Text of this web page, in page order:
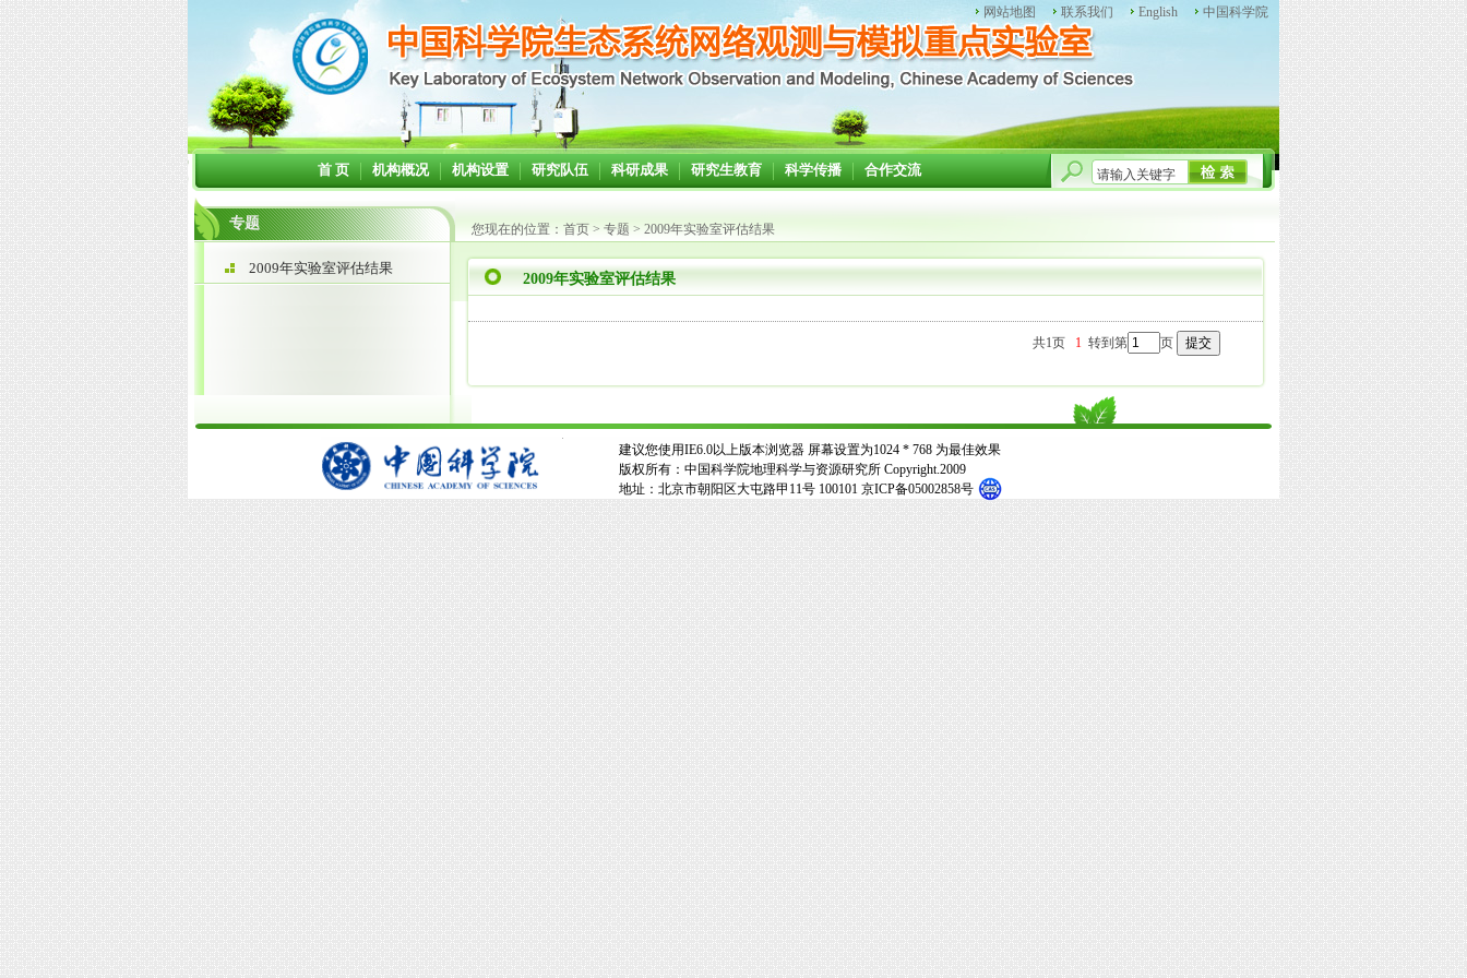
网站地图 联系我们 English 中国科学院
首 页 机构概况 机构设置 研究队伍 科研成果 研究生教育 科学传播 合作交流
专题
2009年实验室评估结果
您现在的位置： 首页 > 专题 > 2009年实验室评估结果
2009年实验室评估结果
共1页 1 转到第 页
建议您使用IE6.0以上版本浏览器 屏幕设置为1024 * 768 为最佳效果
版权所有：中国科学院地理科学与资源研究所 Copyright.2009
地址：北京市朝阳区大屯路甲11号 100101 京ICP备05002858号